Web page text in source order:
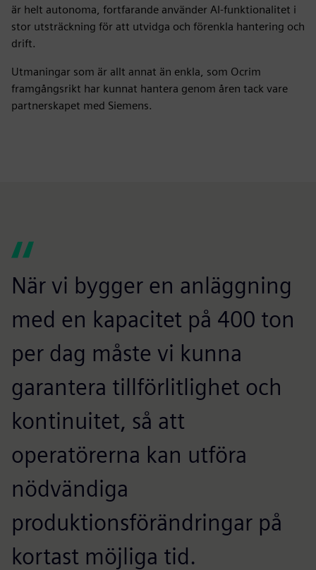
är helt autonoma, fortfarande använder AI-funktionalitet i
stor utsträckning för att utvidga och förenkla hantering och
drift.
Utmaningar som är allt annat än enkla, som Ocrim
framgångsrikt har kunnat hantera genom åren tack vare
partnerskapet med Siemens.
När vi bygger en anläggning
med en kapacitet på 400 ton
per dag måste vi kunna
garantera tillförlitlighet och
kontinuitet, så att
operatörerna kan utföra
nödvändiga
produktionsförändringar på
kortast möjliga tid.